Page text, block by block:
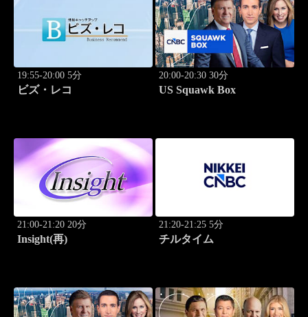
19:55-20:00 5分
ビズ・レコ
20:00-20:30 30分
US Squawk Box
21:00-21:20 20分
Insight(再)
21:20-21:25 5分
チルタイム